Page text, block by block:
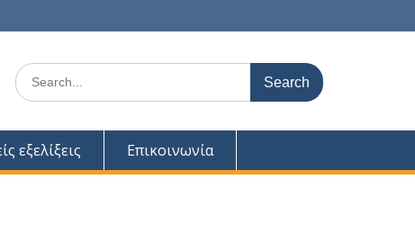
Search
for:
εξελίξεις Επικοινωνία